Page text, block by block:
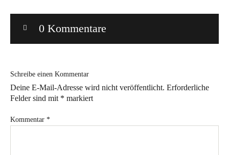
Tipps zur Schnittanpassung
Wir sagen Danke und Good
Kontakt
0 Kommentare
Schreibe einen Kommentar
Deine E-Mail-Adresse wird nicht veröffentlicht. Erforderliche
Felder sind mit * markiert
Kommentar *